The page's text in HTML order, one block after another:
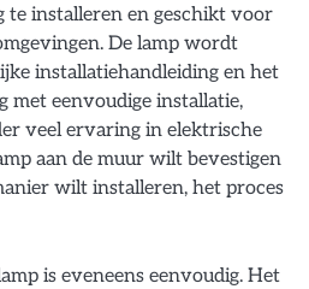
te installeren en geschikt voor
De lamp wordt
installatiehandleiding en het
eenvoudige installatie,
veel ervaring in elektrische
aan de muur wilt bevestigen
wilt installeren, het proces
is eveneens eenvoudig. Het